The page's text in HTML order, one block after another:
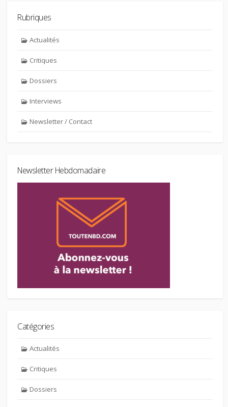
Rubriques
Actualités
Critiques
Dossiers
Interviews
Newsletter / Contact
Newsletter Hebdomadaire
Catégories
Actualités
Critiques
Dossiers